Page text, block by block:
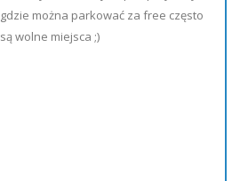
gdzie można parkować za free często
są wolne miejsca ;)